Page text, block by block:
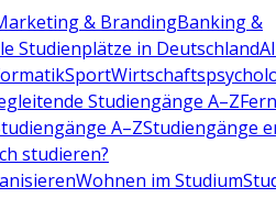
& BrandingBanking &
Studienplätze in Deutschland
Sport
Studiengänge A–Z
A–ZStudiengänge
studieren?
Wohnen im Studium